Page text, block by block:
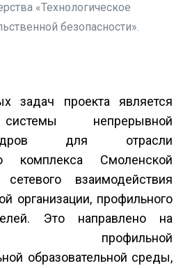
«Технологическое
безопасности».
задач проекта является
непрерывной
для отрасли
комплекса Смоленской
взаимодействия
организации, профильного
Это направлено на
профильной
образовательной среды,